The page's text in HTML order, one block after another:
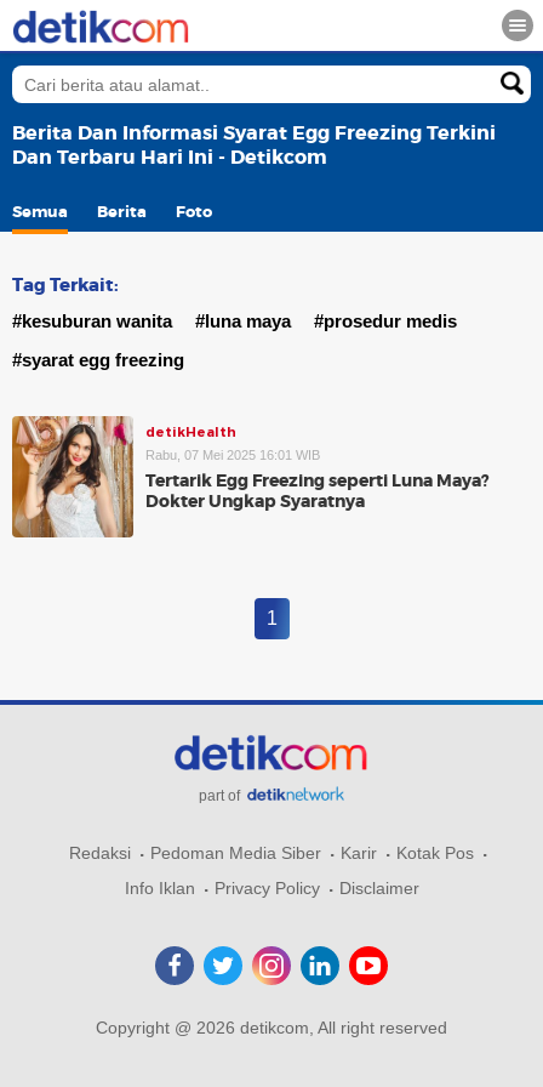
Berita Dan Informasi Syarat Egg Freezing Terkini
Dan Terbaru Hari Ini - Detikcom
Semua Berita Foto
Tag Terkait:
#kesuburan wanita #luna maya
#prosedur medis
#syarat egg freezing
detikHealth
Rabu, 07 Mei 2025 16:01 WIB
Tertarik Egg Freezing seperti Luna Maya?
Dokter Ungkap Syaratnya
1
part of
Redaksi Pedoman Media Siber Karir
Kotak Pos
Info Iklan
Privacy Policy Disclaimer
Copyright @ 2026 detikcom, All right reserved